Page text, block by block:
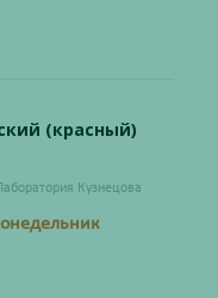
(красный)
Кузнецова